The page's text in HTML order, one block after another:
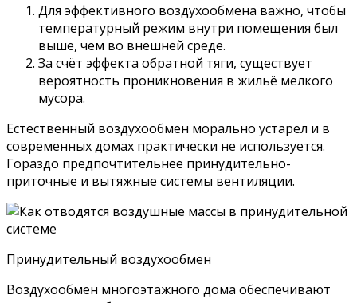
Для эффективного воздухообмена важно, чтобы
температурный режим внутри помещения был
выше, чем во внешней среде.
За счёт эффекта обратной тяги, существует
вероятность проникновения в жильё мелкого
мусора.
Естественный воздухообмен морально устарел и в
современных домах практически не используется.
Гораздо предпочтительнее принудительно-
приточные и вытяжные системы вентиляции.
Принудительный воздухообмен
Воздухообмен многоэтажного дома обеспечивают